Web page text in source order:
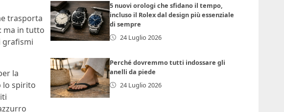
trasporta
ma in tutto
grafismi
la
lo spirito
5 nuovi orologi che sfidano il tempo,
incluso il Rolex dal design più essenziale
di sempre
24 Luglio 2026
Perché dovremmo tutti indossare gli
anelli da piede
24 Luglio 2026